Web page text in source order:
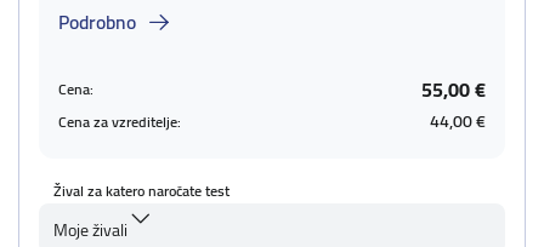
Podrobno
Cena: 55,00 €
Cena za vzreditelje: 44,00 €
Žival za katero naročate test
Moje živali